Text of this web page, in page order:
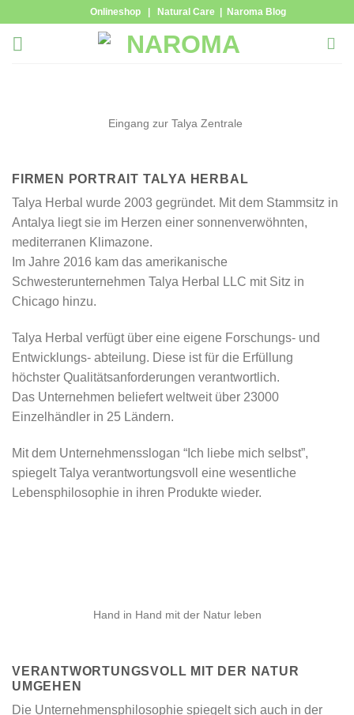
springen
Onlineshop| Natural Care | Naroma Blog
Eingang zur Talya Zentrale
FIRMEN PORTRAIT TALYA HERBAL
Talya Herbal wurde 2003 gegründet. Mit dem Stammsitz in
Antalya liegt sie im Herzen einer sonnenverwöhnten,
mediterranen Klimazone.
Im Jahre 2016 kam das amerikanische
Schwesterunternehmen Talya Herbal LLC mit Sitz in
Chicago hinzu.
Talya Herbal verfügt über eine eigene Forschungs- und
Entwicklungs- abteilung. Diese ist für die Erfüllung
höchster Qualitätsanforderungen verantwortlich.
Das Unternehmen beliefert weltweit über 23000
Einzelhändler in 25 Ländern.
Mit dem Unternehmensslogan “Ich liebe mich selbst”,
spiegelt Talya verantwortungsvoll eine wesentliche
Lebensphilosophie in ihren Produkte wieder.
Hand in Hand mit der Natur leben
VERANTWORTUNGSVOLL MIT DER NATUR
UMGEHEN
Die Unternehmensphilosophie spiegelt sich auch in der